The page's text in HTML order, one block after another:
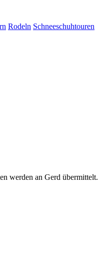
Rodeln Schneeschuhtouren
werden an Gerd übermittelt.